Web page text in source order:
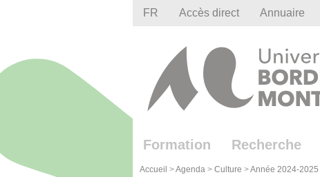
FR Accès direct Annuaire
Formation Recherche
Accueil >Agenda > Culture >Année 2024-2025